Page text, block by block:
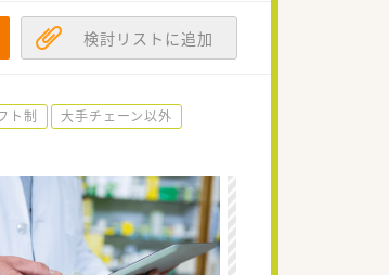
検討リストに追加
ト制
大手チェーン以外